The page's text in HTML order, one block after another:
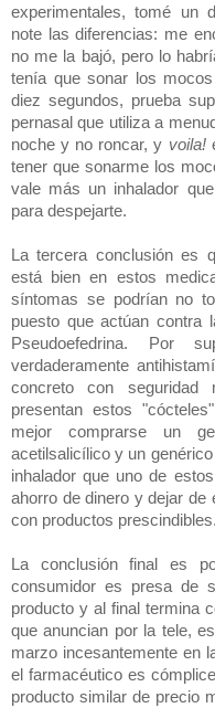
experimentales, tomé un
note las diferencias: me
no me la bajó, pero lo
tenía que sonar los
diez segundos, prueba
pernasal que utiliza a
noche y no roncar, y voila!
tener que sonarme los
vale más un inhalador
para despejarte.
La tercera conclusión es
está bien en estos
síntomas se podrían no
puesto que actúan contra
Pseudoefedrina. Por
verdaderamente
concreto con
presentan estos
mejor comprarse un
acetilsalicílico y un
inhalador que uno de
ahorro de dinero y dejar de
con productos prescindibles.
La conclusión final es
consumidor es presa de
producto y al final termina
que anuncian por la tele,
marzo incesantemente en
el farmacéutico es
producto similar de precio